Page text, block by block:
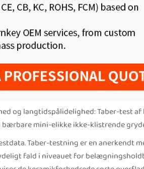
og langtidspålidelighed: Taber-test
mini-elikke ikke-klistrende
Taber-testning er en anerkendt
fald i niveauet for